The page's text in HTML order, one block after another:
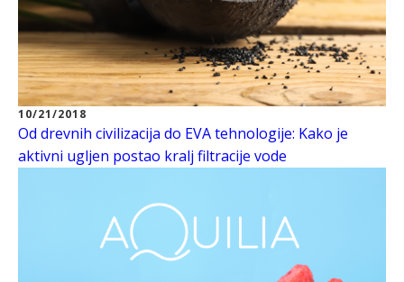
10/21/2018
Od drevnih civilizacija do EVA tehnologije: Kako je
aktivni ugljen postao kralj filtracije vode